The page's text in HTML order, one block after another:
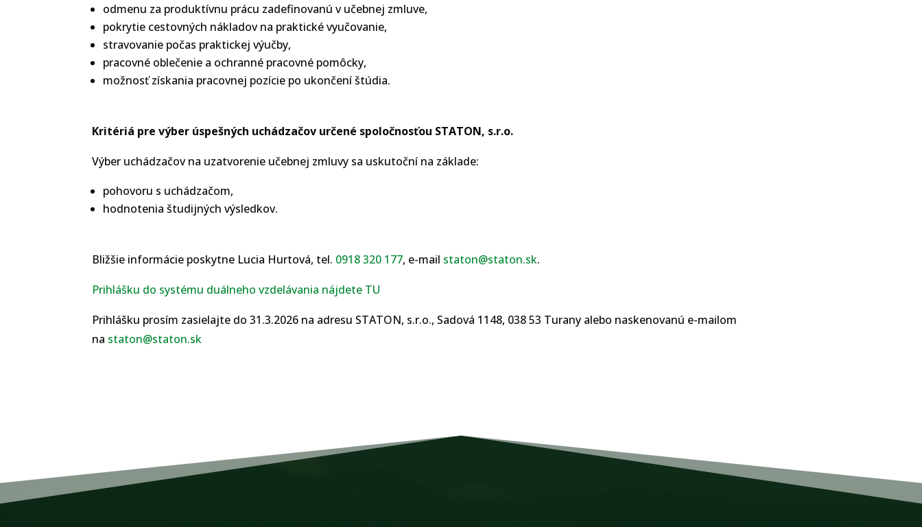
odmenu za produktívnu prácu zadefinovanú v učebnej zmluve,
pokrytie cestovných nákladov na praktické vyučovanie,
stravovanie počas praktickej výučby,
pracovné oblečenie a ochranné pracovné pomôcky,
možnosť získania pracovnej pozície po ukončení štúdia.
Kritériá pre výber úspešných uchádzačov určené spoločnosťou STATON, s.r.o.
Výber uchádzačov na uzatvorenie učebnej zmluvy sa uskutoční na základe:
pohovoru s uchádzačom,
hodnotenia študijných výsledkov.
Bližšie informácie poskytne Lucia Hurtová, tel. 0918 320 177, e-mail staton@staton.sk.
Prihlášku do systému duálneho vzdelávania nájdete TU
Prihlášku prosím zasielajte do 31.3.2026 na adresu STATON, s.r.o., Sadová 1148, 038 53 Turany alebo naskenovanú e-mailom
na staton@staton.sk